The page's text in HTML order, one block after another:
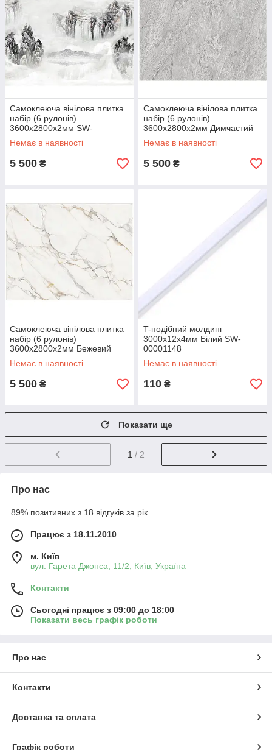
Самоклеюча вінілова плитка
набір (6 рулонів)
3600х2800х2мм SW-
00001788
Немає в наявності
5 500 ₴
Самоклеюча вінілова плитка
набір (6 рулонів)
3600х2800х2мм Димчастий
алмаз SW-00001462
Немає в наявності
5 500 ₴
Самоклеюча вінілова плитка
набір (6 рулонів)
3600х2800х2мм Бежевий
мармур SW-00001448
Немає в наявності
5 500 ₴
T-подібний молдинг
3000х12х4мм Білий SW-
00001148
Немає в наявності
110 ₴
Показати ще
1 / 2
Про нас
89% позитивних з 18 відгуків за рік
Працює з 18.11.2010
м. Київ
вул. Гарета Джонса, 11/2, Київ, Україна
Контакти
Сьогодні працює з 09:00 до 18:00
Показати весь графік роботи
Про нас
Контакти
Доставка та оплата
Графік роботи